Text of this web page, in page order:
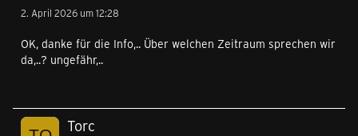
2. April 2026 um 12:28
OK, danke für die Info,.. Über welchen Zeitraum sprechen wir
da,..? ungefähr,..
Torc